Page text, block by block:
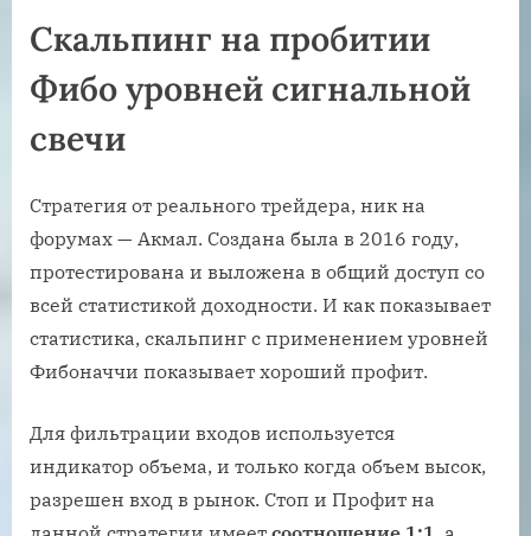
Скальпинг на пробитии
Фибо уровней сигнальной
свечи
Стратегия от реального трейдера, ник на
форумах — Акмал. Создана была в 2016 году,
протестирована и выложена в общий доступ со
всей статистикой доходности. И как показывает
статистика, скальпинг с применением уровней
Фибоначчи показывает хороший профит.
Для фильтрации входов используется
индикатор объема, и только когда объем высок,
разрешен вход в рынок. Стоп и Профит на